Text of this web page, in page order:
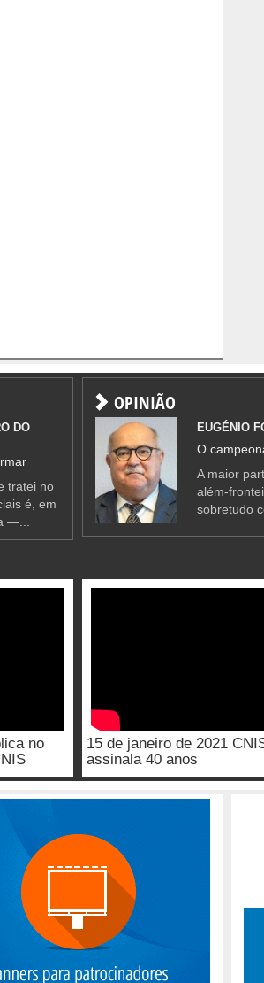
DO
tratei no
é, em
—...
OPINIÃO
EUGÉNIO
O
A maior
além-
sobretudo
no
15 de janeiro de 2021
assinala 40 anos